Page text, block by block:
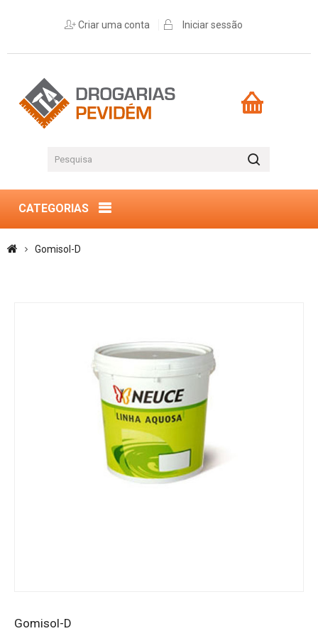
Criar uma conta Iniciar sessão
CATEGORIAS
Gomisol-D
Gomisol-D